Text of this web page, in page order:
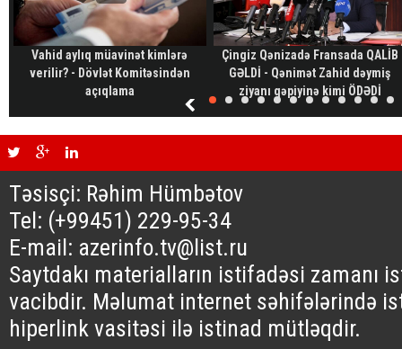
Vahid aylıq müavinət kimlərə
verilir? - Dövlət Komitəsindən
açıqlama
Çingiz Qənizadə Fransada QALİB
GƏLDİ - Qənimət Zahid dəymiş
ziyanı qəpiyinə kimi ÖDƏDİ
Təsisçi: Rəhim Hümbətov
Tel: (+99451) 229-95-34
E-mail: azerinfo.tv@list.ru
Saytdakı materialların istifadəsi zamanı
vacibdir. Məlumat internet səhifələrində
hiperlink vasitəsi ilə istinad mütləqdir.